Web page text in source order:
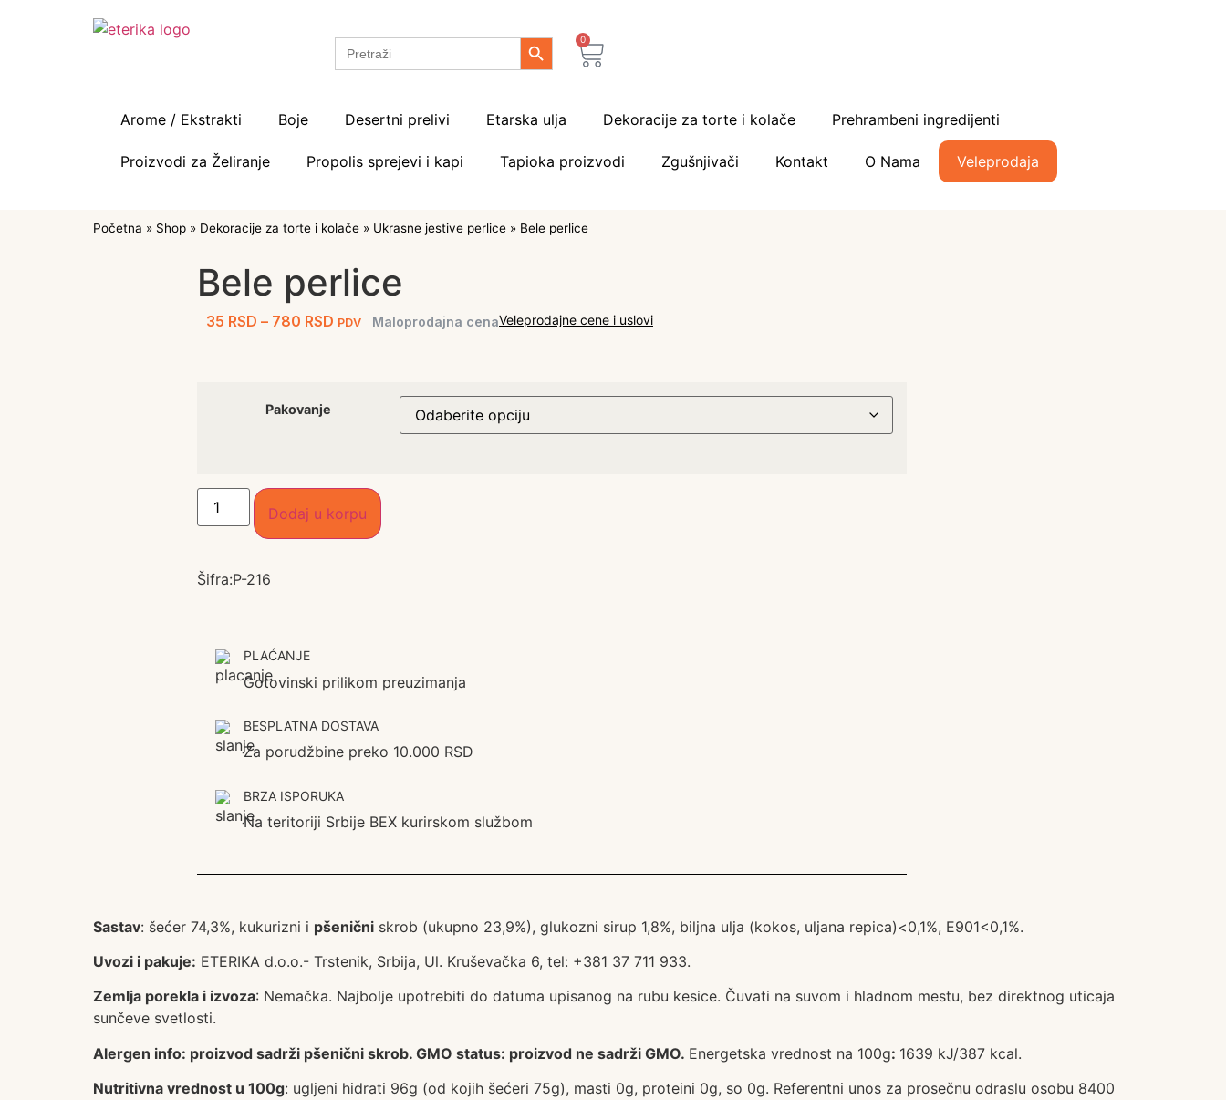
Search
for:
Search Button
0
Arome / Ekstrakti Boje Desertni prelivi Etarska ulja Dekoracije za torte i kolače Prehrambeni ingredijenti
Proizvodi za Želiranje Propolis sprejevi i kapi Tapioka proizvodi Zgušnjivači Kontakt O Nama Veleprodaja
Početna » Shop » Dekoracije za torte i kolače » Ukrasne jestive perlice » Bele perlice
Bele perlice
35 RSD – 780 RSD PDV Maloprodajna cenaVeleprodajne cene i uslovi
Pakovanje
Dodaj u korpu
Šifra:P-216
PLAĆANJE
Gotovinski prilikom preuzimanja
BESPLATNA DOSTAVA
Za porudžbine preko 10.000 RSD
BRZA ISPORUKA
Na teritoriji Srbije BEX kurirskom službom
Sastav: šećer 74,3%, kukurizni i pšenični skrob (ukupno 23,9%), glukozni sirup 1,8%, biljna ulja (kokos, uljana repica)<0,1%, E901<0,1%.
Uvozi i pakuje: ETERIKA d.o.o.- Trstenik, Srbija, Ul. Kruševačka 6, tel: +381 37 711 933.
Zemlja porekla i izvoza: Nemačka. Najbolje upotrebiti do datuma upisanog na rubu kesice. Čuvati na suvom i hladnom mestu, bez direktnog uticaja
sunčeve svetlosti.
Alergen info: proizvod sadrži pšenični skrob. GMO status: proizvod ne sadrži GMO. Energetska vrednost na 100g: 1639 kJ/387 kcal.
Nutritivna vrednost u 100g: ugljeni hidrati 96g (od kojih šećeri 75g), masti 0g, proteini 0g, so 0g. Referentni unos za prosečnu odraslu osobu 8400